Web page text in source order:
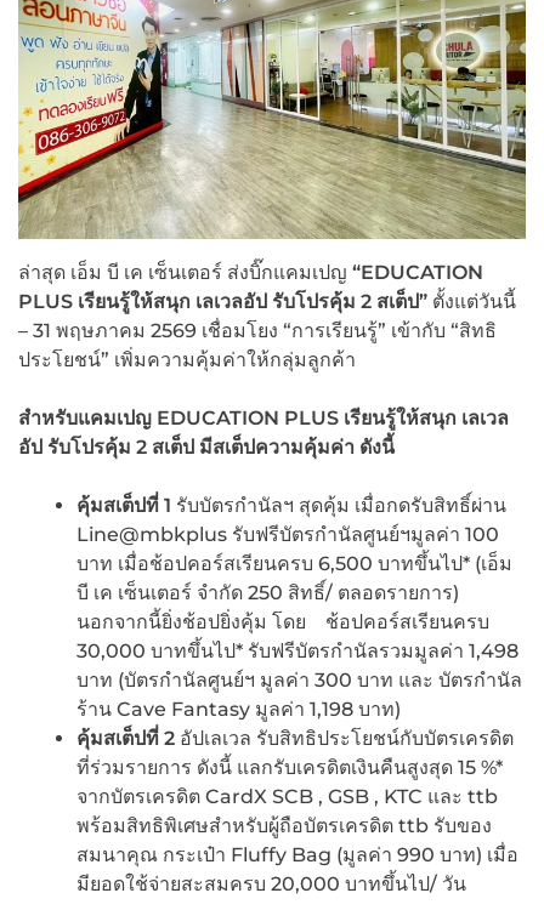
ล่าสุด เอ็ม บี เค เซ็นเตอร์ ส่งบิ๊กแคมเปญ “EDUCATION
PLUS เรียนรู้ให้สนุก เลเวลอัป รับโปรคุ้ม 2 สเต็ป” ตั้งแต่วันนี้
– 31 พฤษภาคม 2569 เชื่อมโยง “การเรียนรู้” เข้ากับ “สิทธิ
ประโยชน์” เพิ่มความคุ้มค่าให้กลุ่มลูกค้า
สำหรับแคมเปญ EDUCATION PLUS เรียนรู้ให้สนุก เลเวล
อัป รับโปรคุ้ม 2 สเต็ป มีสเต็ปความคุ้มค่า ดังนี้
คุ้มสเต็ปที่ 1 รับบัตรกำนัลฯ สุดคุ้ม เมื่อกดรับสิทธิ์ผ่าน
Line@mbkplus รับฟรีบัตรกำนัลศูนย์ฯมูลค่า 100
บาท เมื่อช้อปคอร์สเรียนครบ 6,500 บาทขึ้นไป* (เอ็ม
บี เค เซ็นเตอร์ จำกัด 250 สิทธิ์/ ตลอดรายการ)
นอกจากนี้ยิ่งช้อปยิ่งคุ้ม โดย ช้อปคอร์สเรียนครบ
30,000 บาทขึ้นไป* รับฟรีบัตรกำนัลรวมมูลค่า 1,498
บาท (บัตรกำนัลศูนย์ฯ มูลค่า 300 บาท และ บัตรกำนัล
ร้าน Cave Fantasy มูลค่า 1,198 บาท)
คุ้มสเต็ปที่ 2 อัปเลเวล รับสิทธิประโยชน์กับบัตรเครดิต
ที่ร่วมรายการ ดังนี้ แลกรับเครดิตเงินคืนสูงสุด 15 %*
จากบัตรเครดิต CardX SCB , GSB , KTC และ ttb
พร้อมสิทธิพิเศษสำหรับผู้ถือบัตรเครดิต ttb รับของ
สมนาคุณ กระเป๋า Fluffy Bag (มูลค่า 990 บาท) เมื่อ
มียอดใช้จ่ายสะสมครบ 20,000 บาทขึ้นไป/ วัน